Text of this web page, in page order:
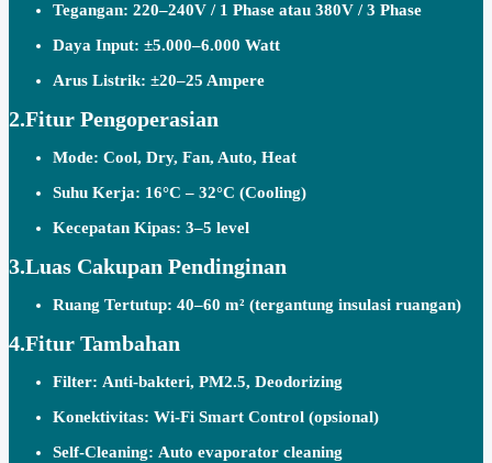
Tegangan: 220–240V / 1 Phase atau 380V / 3 Phase
Daya Input: ±5.000–6.000 Watt
Arus Listrik: ±20–25 Ampere
2.Fitur Pengoperasian
Mode: Cool, Dry, Fan, Auto, Heat
Suhu Kerja: 16°C – 32°C (Cooling)
Kecepatan Kipas: 3–5 level
3.Luas Cakupan Pendinginan
Ruang Tertutup: 40–60 m² (tergantung insulasi ruangan)
4.Fitur Tambahan
Filter: Anti-bakteri, PM2.5, Deodorizing
Konektivitas: Wi-Fi Smart Control (opsional)
Self-Cleaning: Auto evaporator cleaning